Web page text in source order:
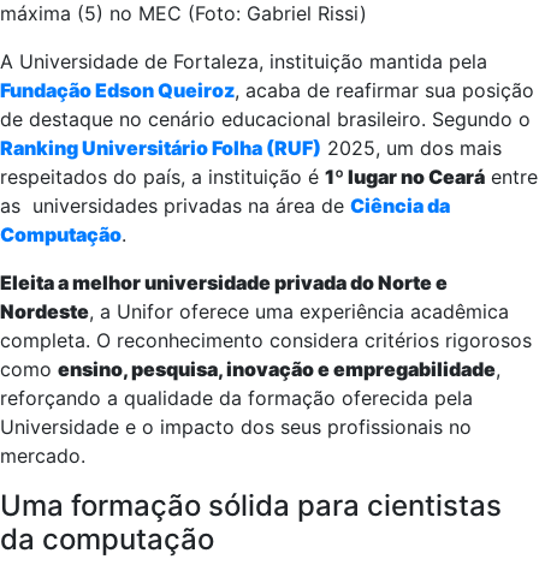
máxima (5) no MEC (Foto: Gabriel Rissi)
A Universidade de Fortaleza, instituição mantida pela
Fundação Edson Queiroz, acaba de reafirmar sua posição
de destaque no cenário educacional brasileiro. Segundo o
Ranking Universitário Folha (RUF) 2025, um dos mais
respeitados do país, a instituição é 1º lugar no Ceará entre
as universidades privadas na área de Ciência da
Computação.
Eleita a melhor universidade privada do Norte e
Nordeste, a Unifor oferece uma experiência acadêmica
completa. O reconhecimento considera critérios rigorosos
como ensino, pesquisa, inovação e empregabilidade,
reforçando a qualidade da formação oferecida pela
Universidade e o impacto dos seus profissionais no
mercado.
Uma formação sólida para cientistas
da computação